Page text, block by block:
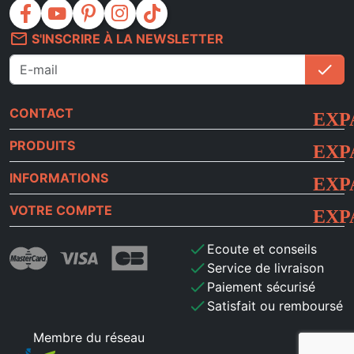
facebook youtube pinterest instagram
tiktok
mail_outline S'INSCRIRE À LA NEWSLETTER
check
CONTACT
PRODUITS
INFORMATIONS
VOTRE COMPTE
check Ecoute et conseils
check Service de livraison
check Paiement sécurisé
check Satisfait ou remboursé
Membre du réseau